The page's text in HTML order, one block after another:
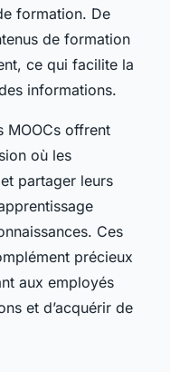
formation. De
de formation
ce qui facilite la
informations.
MOOCs offrent
où les
partager leurs
Ces
précieux
aux employés
et d’acquérir de